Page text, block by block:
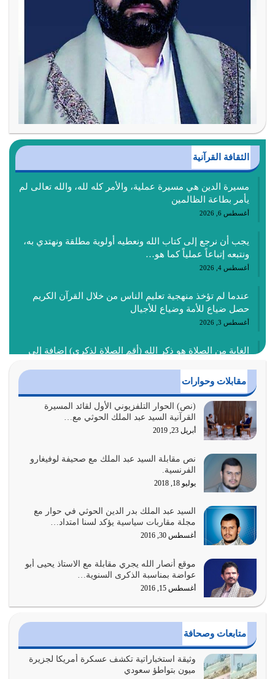
الثقافة القرآنية
مسيرة الدين هي مسيرة عملية، والأمر كله لله، والله تعالى لم
يأمر بطاعة الظالمين
أغسطس 6, 2026
يجب أن نرجع إلى كتاب الله ونعطيه أولوية مطلقة ونهتدي به،
ونتبعه إتباعاً عملياً كما هو…
أغسطس 4, 2026
عندما لم تؤخذ منهجية تعليم الناس من خلال القرآن الكريم
حصل ضياع للأمة وضياع للأجيال
أغسطس 3, 2026
الغاية من الصلاة هو ذكر الله (أقم الصلاة لذكري) إضافة إلى
أغسطس 2, 2026
السبب الرئيسي لشقاء الأمة الابتعاد عن كتاب الله والتعدي
لحدود الله بالإضافات للدين
أغسطس 1, 2026
أبرز أسباب الشقاء هو الإعراض عن ذكر الله وعن هدى الله
المتمثل في القرآن الكريم
يوليو 31, 2026
أولياء الشيطان كلما كانوا أكثر ولاءً وطاعة للشيطان كلما كانوا
أكثر ضعفاً
يوليو 30, 2026
وعد الله تعالى من يُقتل في سبيله بالحياة الأبدية والرزق
والاستبشار والنجاة والخلود في…
يوليو 29, 2026
القرآن الكريم هو أهم مصدر لمعرفة رسول الله معرفة سيرته
معرفة شخصيته معرفة عظمته
يوليو 28, 2026
مقابلات وحوارات
(نص) الحوار التلفزيوني الأول لقائد المسيرة
القرآنية السيد عبد الملك الحوثي مع…
أبريل 23, 2019
نص مقابلة السيد عبد الملك مع صحيفة لوفيغارو
الفرنسية.
يوليو 18, 2018
السيد عبد الملك بدر الدين الحوثي في حوار مع
مجلة مقاربات سياسية يؤكد لسنا امتداد…
أغسطس 30, 2016
موقع أنصار الله يجري مقابلة مع الاستاذ يحيى أبو
عواضة بمناسبة الذكرى السنوية…
أغسطس 15, 2016
متابعات وصحافة
وثيقة استخباراتية تكشف عسكرة أمريكا لجزيرة
ميون بتواطؤ سعودي